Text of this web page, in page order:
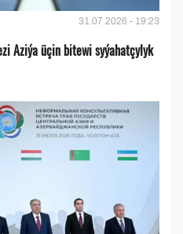
31.07.2026 - 19:23
Aziýa üçin bitewi syýahatçylyk